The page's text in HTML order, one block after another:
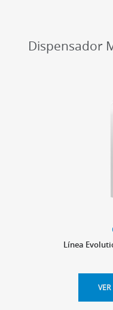
Dispensador
Línea
VER